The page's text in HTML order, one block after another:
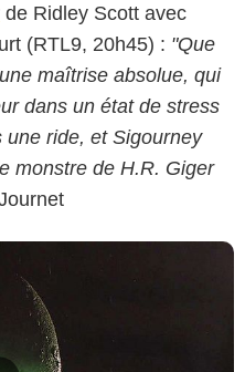
de Ridley Scott avec
(RTL9, 20h45) : "Que
maîtrise absolue, qui
dans un état de stress
une ride, et Sigourney
monstre de H.R. Giger